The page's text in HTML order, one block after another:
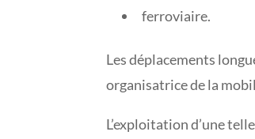
ferroviaire.
Les déplacements
organisatrice de la
L’exploitation d’une